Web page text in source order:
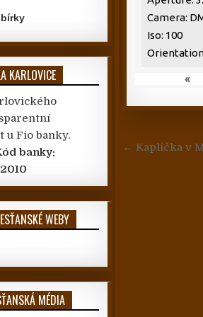
Camera:
Iso: 100
«
← Kaplička v
KARLOVICE
u Fio banky.
banky:
WEBY
MÉDIA